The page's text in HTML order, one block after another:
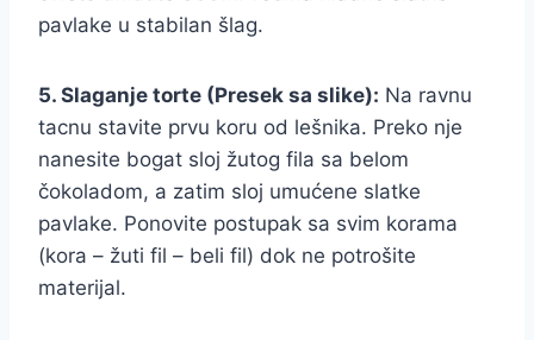
pavlake u stabilan šlag.
5. Slaganje torte (Presek sa slike): Na ravnu
tacnu stavite prvu koru od lešnika. Preko nje
nanesite bogat sloj žutog fila sa belom
čokoladom, a zatim sloj umućene slatke
pavlake. Ponovite postupak sa svim korama
(kora – žuti fil – beli fil) dok ne potrošite
materijal.